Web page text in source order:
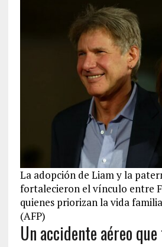
La adopción de Liam y la
fortalecieron el vínculo entre
quienes priorizan la vida
(AFP)
Un accidente aéreo